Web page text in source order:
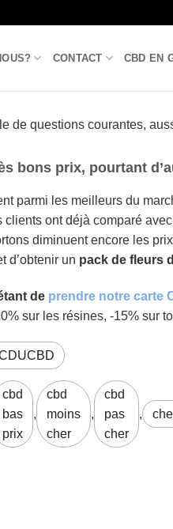
CONTACT CBD EN
de questions courantes,
bons prix, pourtant
parmi les meilleurs du
ont déjà comparé
diminuent encore les
d’obtenir un pack de fleurs
de prendre notre carte
sur les résines, -15% sur
cbd
bas
prix
,
cbd
moins
cher
,
cbd
pas
cher
,